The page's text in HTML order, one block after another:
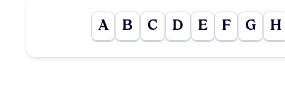
A B C D E F G H